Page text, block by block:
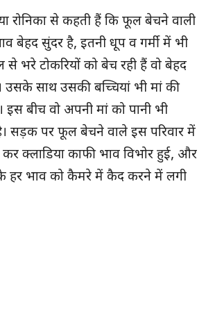
रोनिका से कहती हैं कि फूल बेचने वाली
बेहद सुंदर है, इतनी धूप व गर्मी में भी
भरे टोकरियों को बेच रही हैं वो बेहद
उसके साथ उसकी बच्चियां भी मां की
बीच वो अपनी मां को पानी भी
सड़क पर फूल बेचने वाले इस परिवार में
क्लाडिया काफी भाव विभोर हुई, और
हर भाव को कैमरे में कैद करने में लगी